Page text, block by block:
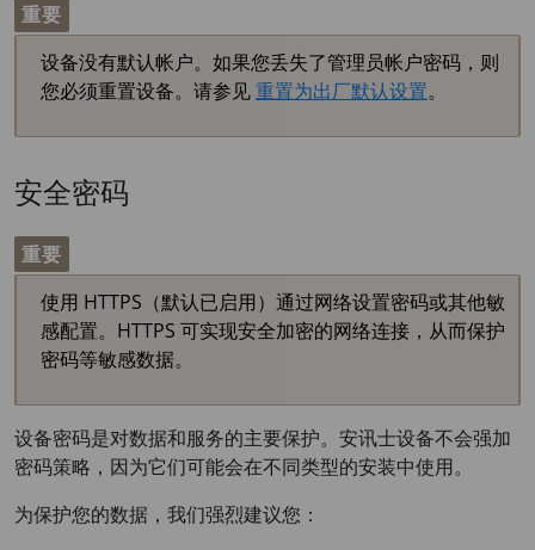
重要
设备没有默认帐户。如果您丢失了管理员帐户密码，则
您必须重置设备。请参见重置为出厂默认设置。
安全密码
重要
使用 HTTPS（默认已启用）通过网络设置密码或其他敏
感配置。HTTPS 可实现安全加密的网络连接，从而保护
密码等敏感数据。
设备密码是对数据和服务的主要保护。安讯士设备不会强加
密码策略，因为它们可能会在不同类型的安装中使用。
为保护您的数据，我们强烈建议您：